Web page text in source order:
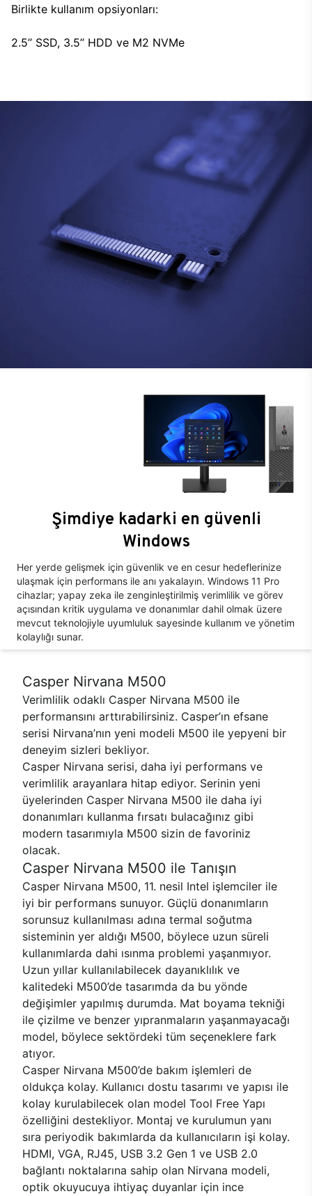
Birlikte kullanım opsiyonları:
2.5’’ SSD, 3.5’’ HDD ve M2 NVMe
Şimdiye kadarki en güvenli
Windows
Her yerde gelişmek için güvenlik ve en cesur hedeflerinize
ulaşmak için performans ile anı yakalayın. Windows 11 Pro
cihazlar; yapay zeka ile zenginleştirilmiş verimlilik ve görev
açısından kritik uygulama ve donanımlar dahil olmak üzere
mevcut teknolojiyle uyumluluk sayesinde kullanım ve yönetim
kolaylığı sunar.
Casper Nirvana M500
Verimlilik odaklı Casper Nirvana M500 ile
performansını arttırabilirsiniz. Casper’ın efsane
serisi Nirvana’nın yeni modeli M500 ile yepyeni bir
deneyim sizleri bekliyor.
Casper Nirvana serisi, daha iyi performans ve
verimlilik arayanlara hitap ediyor. Serinin yeni
üyelerinden Casper Nirvana M500 ile daha iyi
donanımları kullanma fırsatı bulacağınız gibi
modern tasarımıyla M500 sizin de favoriniz
olacak.
Casper Nirvana M500 ile Tanışın
Casper Nirvana M500, 11. nesil Intel işlemciler ile
iyi bir performans sunuyor. Güçlü donanımların
sorunsuz kullanılması adına termal soğutma
sisteminin yer aldığı M500, böylece uzun süreli
kullanımlarda dahi ısınma problemi yaşanmıyor.
Uzun yıllar kullanılabilecek dayanıklılık ve
kalitedeki M500’de tasarımda da bu yönde
değişimler yapılmış durumda. Mat boyama tekniği
ile çizilme ve benzer yıpranmaların yaşanmayacağı
model, böylece sektördeki tüm seçeneklere fark
atıyor.
Casper Nirvana M500’de bakım işlemleri de
oldukça kolay. Kullanıcı dostu tasarımı ve yapısı ile
kolay kurulabilecek olan model Tool Free Yapı
özelliğini destekliyor. Montaj ve kurulumun yanı
sıra periyodik bakımlarda da kullanıcıların işi kolay.
HDMI, VGA, RJ45, USB 3.2 Gen 1 ve USB 2.0
bağlantı noktalarına sahip olan Nirvana modeli,
optik okuyucuya ihtiyaç duyanlar için ince